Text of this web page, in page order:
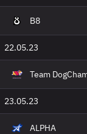
B8
22.05.23
Team
23.05.23
ALPHA